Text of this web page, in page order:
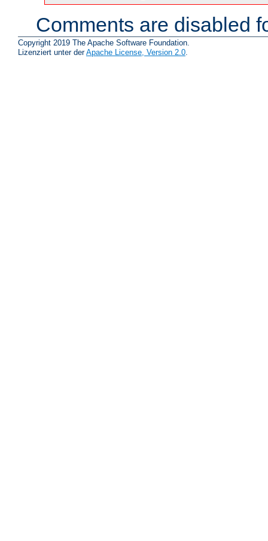
Comments are disabled
Copyright 2019 The Apache Software Foundation.
Lizenziert unter derApache License, Version 2.0.